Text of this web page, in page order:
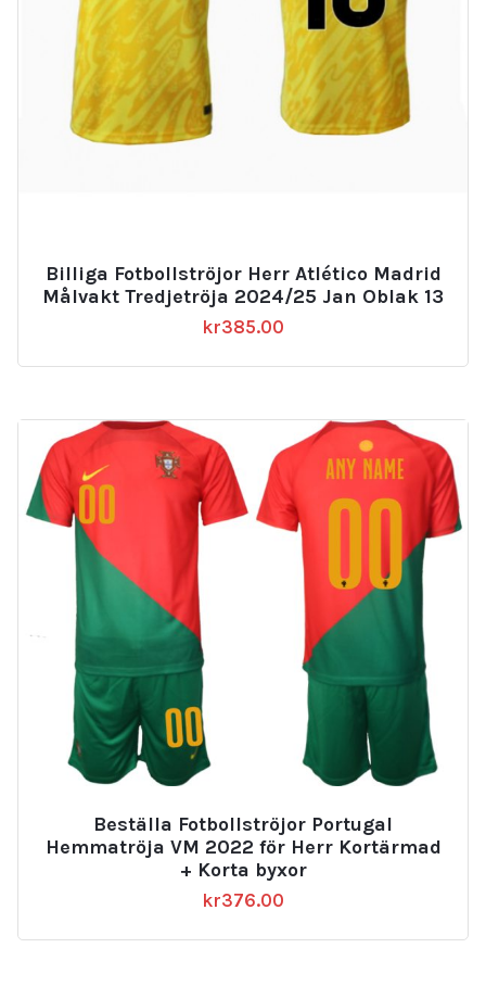
Billiga Fotbollströjor Herr Atlético Madrid
Målvakt Tredjetröja 2024/25 Jan Oblak 13
kr385.00
Beställa Fotbollströjor Portugal
Hemmatröja VM 2022 för Herr Kortärmad
+ Korta byxor
kr376.00